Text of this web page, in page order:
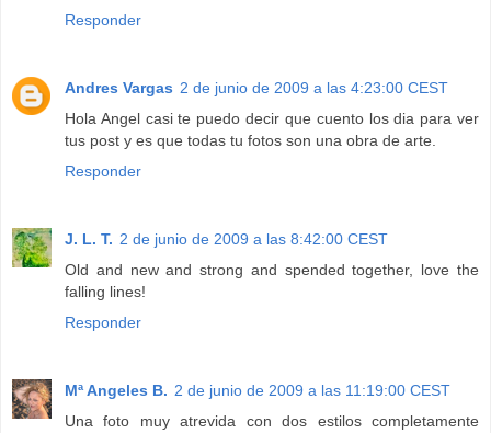
Responder
Andres Vargas 2 de junio de 2009 a las 4:23:00 CEST
Hola Angel casi te puedo decir que cuento los dia para ver
tus post y es que todas tu fotos son una obra de arte.
Responder
J. L. T. 2 de junio de 2009 a las 8:42:00 CEST
Old and new and strong and spended together, love the
falling lines!
Responder
Mª Angeles B. 2 de junio de 2009 a las 11:19:00 CEST
Una foto muy atrevida con dos estilos completamente